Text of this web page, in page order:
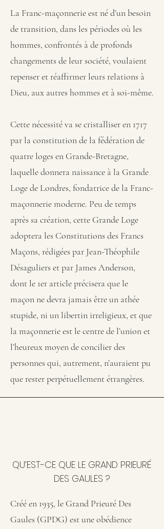
La Franc-maçonnerie est né d’un besoin
de transition, dans les périodes où les
hommes, confrontés à de profonds
changements de leur société, voulaient
repenser et réaffirmer leurs relations à
Dieu, aux autres hommes et à soi-même.
Cette nécessité va se cristalliser en 1717
par la constitution de la fédération de
quatre loges en Grande-Bretagne,
laquelle donnera naissance à la Grande
Loge de Londres, fondatrice de la Franc-
maçonnerie moderne. Peu de temps
après sa création, cette Grande Loge
adoptera les Constitutions des Francs
Maçons, rédigées par Jean-Théophile
Désaguliers et par James Anderson,
dont le 1er article précisera que le
maçon ne devra jamais être un athée
stupide, ni un libertin irreligieux, et que
la maçonnerie est le centre de l’union et
l’heureux moyen de concilier des
personnes qui, autrement, n’auraient pu
que rester perpétuellement étrangères.
QU’EST-CE QUE LE GRAND PRIEURÉ
DES GAULES ?
Créé en 1935, le Grand Prieuré Des
Gaules (GPDG) est une obédience